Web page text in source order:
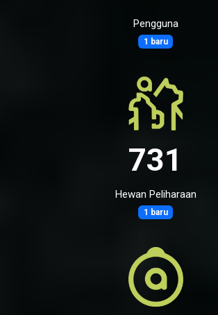
Pengguna
1 baru
731
Hewan Peliharaan
1 baru